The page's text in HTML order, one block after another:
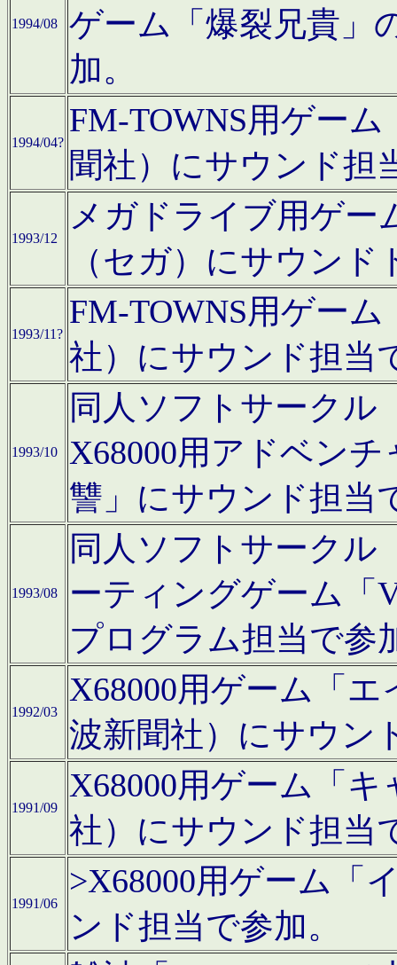
1994/08
ゲーム「爆裂兄貴」
加。
1994/04?
FM-TOWNS用ゲー
聞社）にサウンド担
1993/12
メガドライブ用ゲー
（セガ）にサウン
1993/11?
FM-TOWNS用ゲー
社）にサウンド担当
1993/10
同人ソフトサークル
X68000用アドベン
讐」にサウンド担当
1993/08
同人ソフトサークル
ーティングゲーム「
プログラム担当で参
1992/03
X68000用ゲーム「
波新聞社）にサウン
1991/09
X68000用ゲーム「
社）にサウンド担当
1991/06
>X68000用ゲーム「
ンド担当で参加。